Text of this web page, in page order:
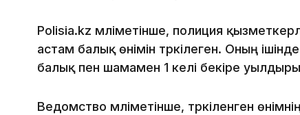
Polisia.kz мәліметінше, полиция
астам балық өнімін тәркілеген. Оның
балық пен шамамен 1 келі бекіре
Ведомство мәліметінше, тәркіленген